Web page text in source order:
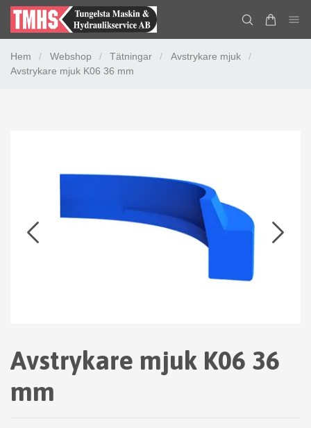
Hem / Webshop / Tätningar / Avstrykare mjuk
/
Avstrykare mjuk K06 36 mm
Avstrykare mjuk K06 36
mm